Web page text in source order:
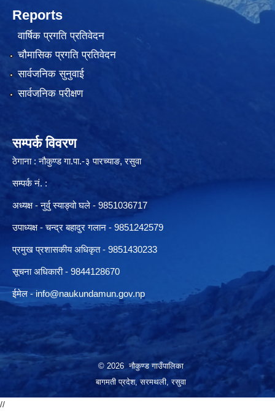
Reports
वार्षिक प्रगति प्रतिवेदन
चौमासिक प्रगति प्रतिवेदन
सार्वजनिक सुनुवाई
सार्वजनिक परीक्षण
सम्पर्क विवरण
ठेगाना : नौकुण्ड गा.पा.-३ पारच्याङ, रसुवा
सम्पर्क नं. :
अध्यक्ष - नुर्वु स्याङ्वो घले - 9851036717
उपाध्यक्ष - चन्द्र बहादुर गलान - 9851242579
प्रमुख प्रशासकीय अधिकृत - 9851430233
सूचना अधिकारी - 9844128670
ईमेल - info@naukundamun.gov.np
© 2026 नौकुण्ड गाउँपालिका
बागमती प्रदेश, सरमथली, रसुवा
//